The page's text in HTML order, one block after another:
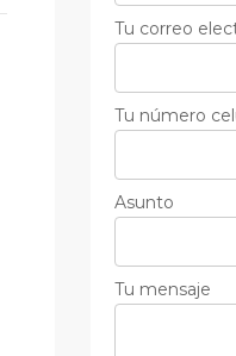
Tu correo
Tu número
Asunto
Tu mensaje